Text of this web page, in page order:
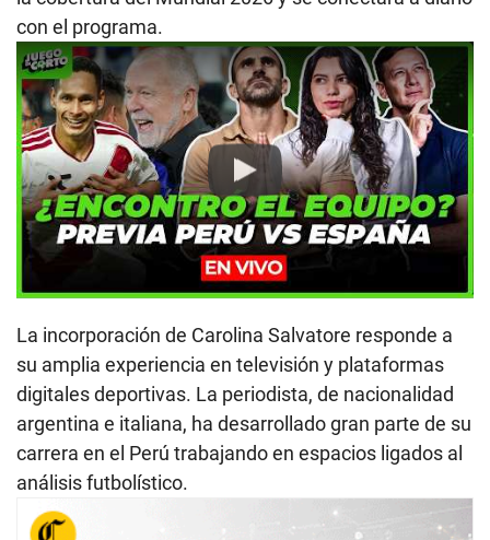
con el programa.
Play
La incorporación de Carolina Salvatore responde a
su amplia experiencia en televisión y plataformas
digitales deportivas. La periodista, de nacionalidad
argentina e italiana, ha desarrollado gran parte de su
carrera en el Perú trabajando en espacios ligados al
análisis futbolístico.